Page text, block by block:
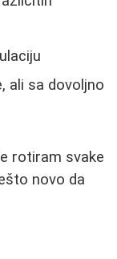
ali sa dovoljno
rotiram svake
novo da